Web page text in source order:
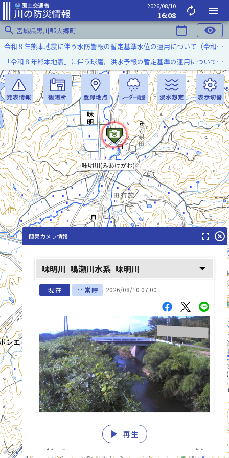
2026/08/10
16:08 autorenew
menu
search 宮城県黒川郡大郷町 calendar_today visibility
田中川(たなかがわ)
味明川(みあけがわ)
令和８年熊本地震に伴う水防警報の暫定基準水位の運用について（令和８年８月７日）
「令和８年熊本地震」に伴う球磨川洪水予報の暫定基準の運用について（令和８年８月５日）
簡易カメラ情報 fullscreen highlight_off
味明川 鳴瀬川水系 味明川 arrow_drop_down
現在 平常時 2026/08/10 07:00
play_arrow 再生
fast_rewind fast_forward